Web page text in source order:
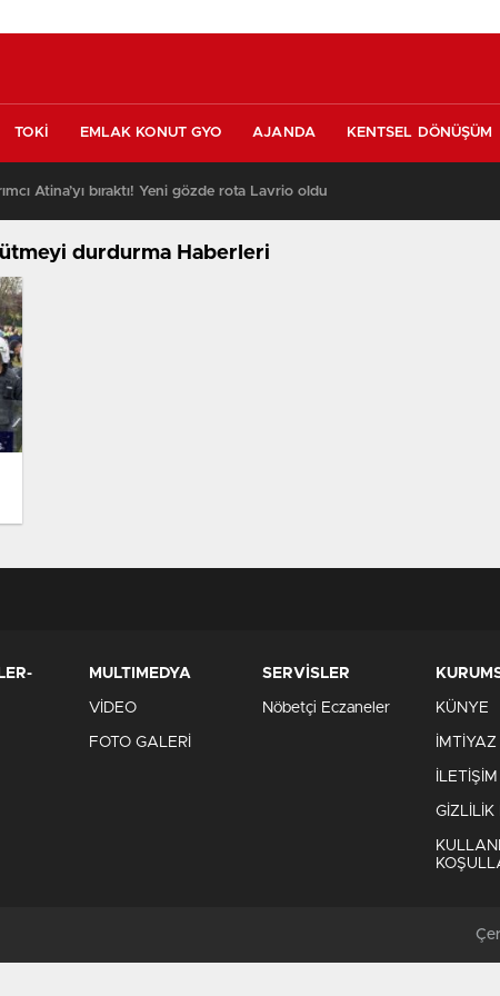
TOKİ EMLAK KONUT GYO AJANDA KENTSEL DÖNÜŞÜM
Atina’yı bıraktı! Yeni gözde rota Lavrio oldu
durdurma Haberleri
MULTIMEDYA
VİDEO
FOTO GALERİ
SERVİSLER
Nöbetçi Eczaneler KÜNYE
İLETİŞİM
GİZLİLİK